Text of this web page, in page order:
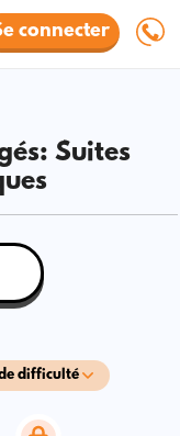
connecter
Suites
difficulté